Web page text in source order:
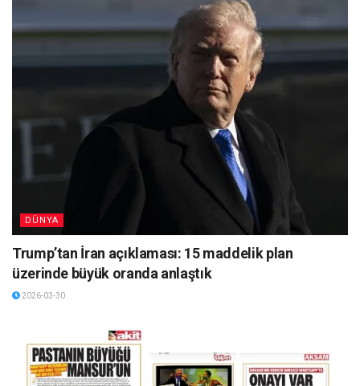
DÜNYA
Trump’tan İran açıklaması: 15 maddelik plan
üzerinde büyük oranda anlaştık
2026-03-30